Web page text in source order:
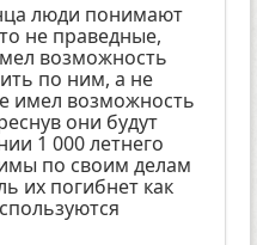
люди понимают
не праведные,
возможность
по ним, а не
имел возможность
они будут
1 000 летнего
по своим делам
их погибнет как